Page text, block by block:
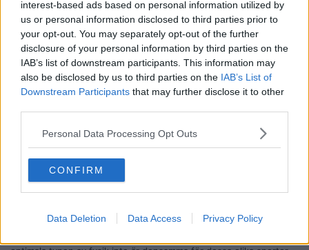
interest-based ads based on personal information utilized by
us or personal information disclosed to third parties prior to
your opt-out. You may separately opt-out of the further
disclosure of your personal information by third parties on the
IAB’s list of downstream participants. This information may
also be disclosed by us to third parties on the IAB’s List of
Downstream Participants that may further disclose it to other
Personal Data Processing Opt Outs
CONFIRM
Data Deletion Data Access Privacy Policy
Delvest
Medlem
Inlägg: 406
Citat:
Ursprungligen postat avBonhommeDeNeige
Det tror jag inte. Gjorde mer en sammanfattning av NHL-
spelarnas leverne kontra vad som tillåts i fotbollens värld.
Chips, godis, öl, etc. Fungerar i den ena sporten, inte i den
andra.
Kolla på Ovechkins sommarform för fan!
https://www.russianmachineneverbreaks.com/2017/07/09/ale
x-ovechkin-sings-boney-ms-rasputin-shirtless-conga-line-p
erforms-synchronized-dance-wedding/
Kolla hur vissa tungviktsboxare ser ut. Är de otränade tjockisar? Är